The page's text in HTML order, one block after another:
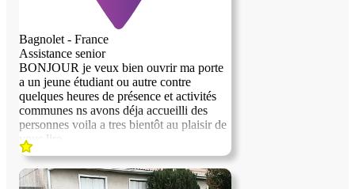
privative attenante. La personne qui vivait
avec lui depuis plus de deux ans a dû
partir pour des raisons familiales. Cette
expérience reste pour nous tous une très
belle aventure humaine. Nous précisons
qu'il est allergique aux chats.
Bagnolet - France
Assistance senior
BONJOUR je veux bien ouvrir ma porte
a un jeune étudiant ou autre contre
quelques heures de présence et activités
communes ns avons déja accueilli des
personnes voila a tres bientôt au plaisir de
vous lire